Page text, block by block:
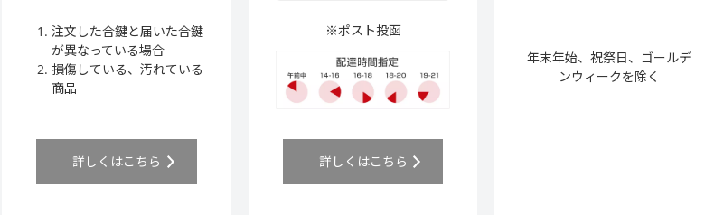
注文した合鍵と届いた合鍵
が異なっている場合
損傷している、汚れている
商品
詳しくはこちら
※ポスト投函
詳しくはこちら
年末年始、祝祭日、ゴールデ
ンウィークを除く